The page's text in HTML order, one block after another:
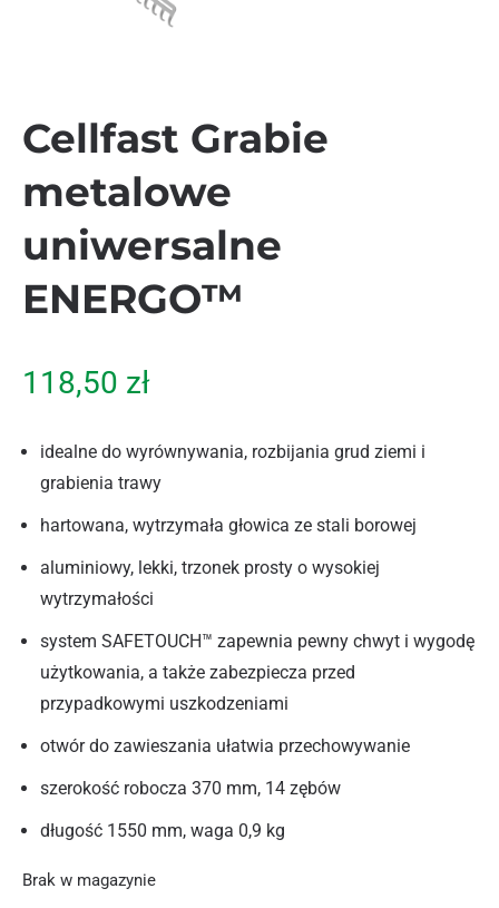
Cellfast Grabie
metalowe
uniwersalne
ENERGO™
118,50 zł
idealne do wyrównywania, rozbijania grud ziemi i
grabienia trawy
hartowana, wytrzymała głowica ze stali borowej
aluminiowy, lekki, trzonek prosty o wysokiej
wytrzymałości
system SAFETOUCH™ zapewnia pewny chwyt i wygodę
użytkowania, a także zabezpiecza przed
przypadkowymi uszkodzeniami
otwór do zawieszania ułatwia przechowywanie
szerokość robocza 370 mm, 14 zębów
długość 1550 mm, waga 0,9 kg
Brak w magazynie